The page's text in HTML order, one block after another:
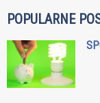
POPULARNE